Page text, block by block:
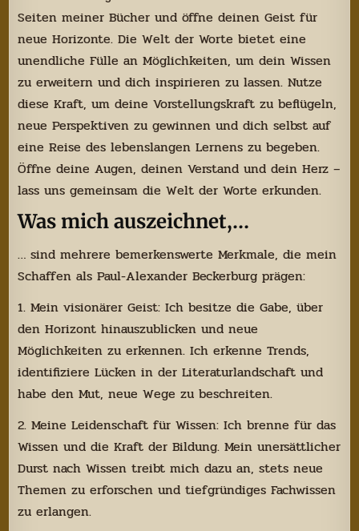
Seiten meiner Bücher und öffne deinen Geist für
neue Horizonte. Die Welt der Worte bietet eine
unendliche Fülle an Möglichkeiten, um dein Wissen
zu erweitern und dich inspirieren zu lassen. Nutze
diese Kraft, um deine Vorstellungskraft zu beflügeln,
neue Perspektiven zu gewinnen und dich selbst auf
eine Reise des lebenslangen Lernens zu begeben.
Öffne deine Augen, deinen Verstand und dein Herz –
lass uns gemeinsam die Welt der Worte erkunden.
Was mich auszeichnet,…
… sind mehrere bemerkenswerte Merkmale, die mein
Schaffen als Paul-Alexander Beckerburg prägen:
1. Mein visionärer Geist: Ich besitze die Gabe, über
den Horizont hinauszublicken und neue
Möglichkeiten zu erkennen. Ich erkenne Trends,
identifiziere Lücken in der Literaturlandschaft und
habe den Mut, neue Wege zu beschreiten.
2. Meine Leidenschaft für Wissen: Ich brenne für das
Wissen und die Kraft der Bildung. Mein unersättlicher
Durst nach Wissen treibt mich dazu an, stets neue
Themen zu erforschen und tiefgründiges Fachwissen
zu erlangen.